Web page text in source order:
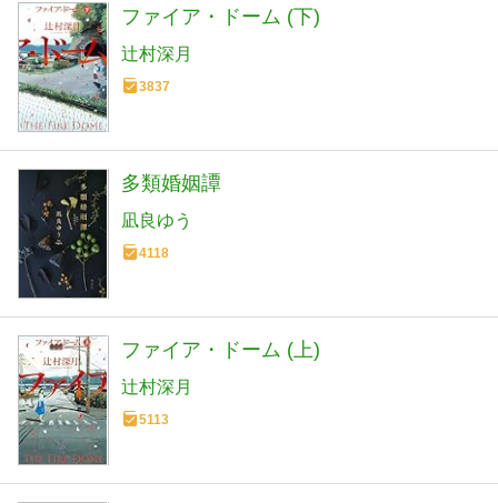
ファイア・ドーム (下)
辻村深月
3837
多類婚姻譚
凪良ゆう
4118
ファイア・ドーム (上)
辻村深月
5113